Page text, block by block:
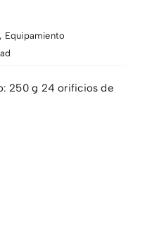
, Equipamiento
250 g 24 orificios de